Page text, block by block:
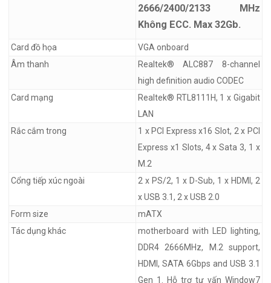
2666/2400/2133 MHz
Không ECC. Max 32Gb.
Card đồ họa
VGA onboard
Âm thanh
Realtek® ALC887 8-channel
high definition audio CODEC
Card mạng
Realtek® RTL8111H, 1 x Gigabit
LAN
Rắc cắm trong
1 x PCI Express x16 Slot, 2 x PCI
Express x1 Slots, 4 x Sata 3, 1 x
M.2
Cổng tiếp xúc ngoài
2 x PS/2, 1 x D-Sub, 1 x HDMI, 2
x USB 3.1, 2 x USB 2.0
Form size
mATX
Tác dụng khác
motherboard with LED lighting,
DDR4 2666MHz, M.2 support,
HDMI, SATA 6Gbps and USB 3.1
Gen 1. Hỗ trợ tư vấn Window7